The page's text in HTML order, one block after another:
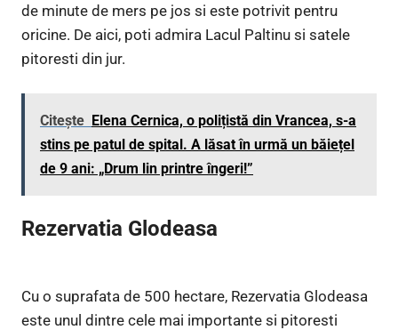
de minute de mers pe jos si este potrivit pentru
oricine. De aici, poti admira Lacul Paltinu si satele
pitoresti din jur.
Citește Elena Cernica, o polițistă din Vrancea, s-a
stins pe patul de spital. A lăsat în urmă un băiețel
de 9 ani: „Drum lin printre îngeri!”
Rezervatia Glodeasa
Cu o suprafata de 500 hectare, Rezervatia Glodeasa
este unul dintre cele mai importante si pitoresti